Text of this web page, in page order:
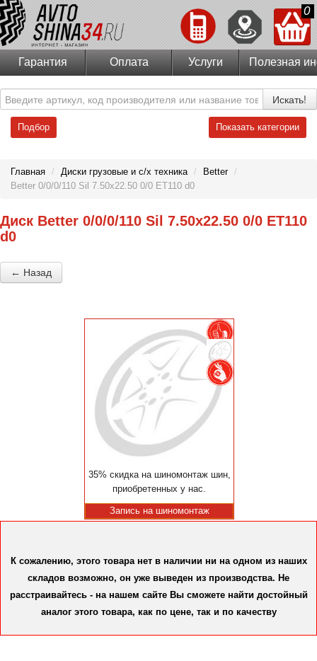
0
Гарантия Оплата Услуги Полезная
Искать!
Подбор Показать категории
Главная / Диски грузовые и с/х техника / Better /
Better 0/0/0/110 Sil 7.50x22.50 0/0 ET110 d0
Диск Better 0/0/0/110 Sil 7.50x22.50 0/0 ET110
d0
← Назад
35% скидка на шиномонтаж шин,
приобретенных у нас.
Запись на шиномонтаж
К сожалению, этого товара нет в наличии ни на одном из наших
складов возможно, он уже выведен из производства. Не
расстраивайтесь - на нашем сайте Вы сможете найти достойный
аналог этого товара, как по цене, так и по качеству